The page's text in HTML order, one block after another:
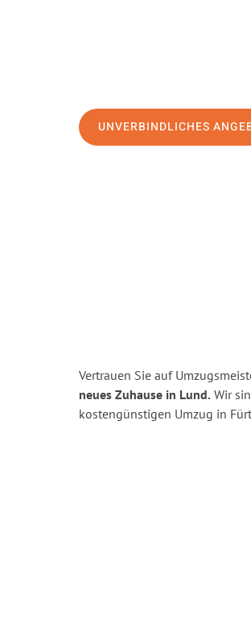
UNVERBINDLICHES
Vertrauen Sie auf
neues Zuhause in Lund. Wir
kostengünstigen Umzug in